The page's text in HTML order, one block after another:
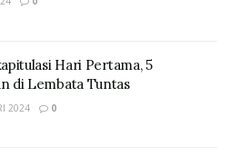
Hari Pertama, 5
di Lembata Tuntas
2024 0